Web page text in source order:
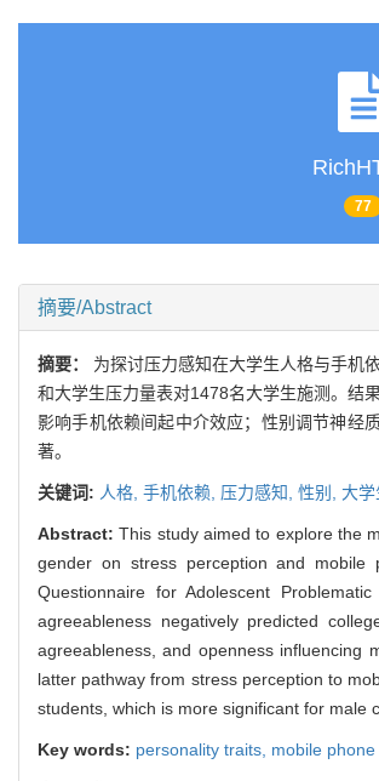
77
摘要/Abstract
摘要： 为探讨压力感知在大学生人格与手机
和大学生压力量表对1478名大学生施测。结
影响手机依赖间起中介效应；性别调节神经
著。
关键词: 人格, 手机依赖, 压力感知, 性别, 大学
Abstract:This study aimed to explore the
gender on stress perception and mobile
Questionnaire for Adolescent
agreeableness negatively predicted
agreeableness, and openness influencing
latter pathway from stress perception to
students, which is more significant for male
Key words: personality traits, mobile